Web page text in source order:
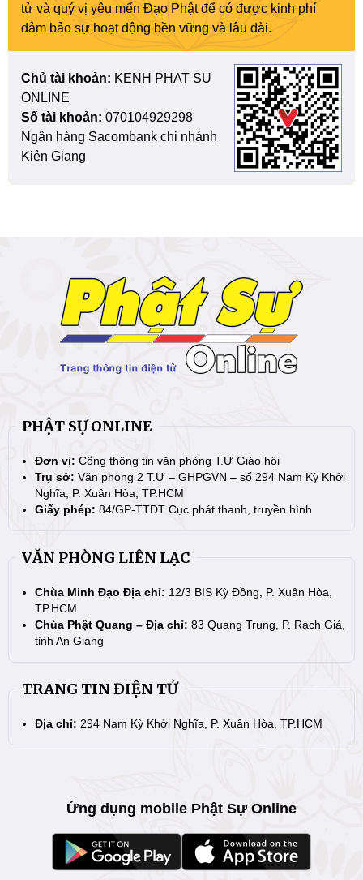
tử và quý vị yêu mến Đạo Phật để có được kinh phí
đảm bảo sự hoạt động bền vững và lâu dài.
Chủ tài khoản: KENH PHAT SU
ONLINE
Số tài khoản: 070104929298
Ngân hàng Sacombank chi nhánh
Kiên Giang
PHẬT SỰ ONLINE
Đơn vị: Cổng thông tin văn phòng T.Ư Giáo hội
Trụ sở: Văn phòng 2 T.Ư – GHPGVN – số 294 Nam Kỳ Khởi
Nghĩa, P. Xuân Hòa, TP.HCM
Giấy phép: 84/GP-TTĐT Cục phát thanh, truyền hình
VĂN PHÒNG LIÊN LẠC
Chùa Minh Đạo Địa chỉ: 12/3 BIS Kỳ Đồng, P. Xuân Hòa,
TP.HCM
Chùa Phật Quang – Địa chỉ: 83 Quang Trung, P. Rạch Giá,
tỉnh An Giang
TRANG TIN ĐIỆN TỬ
Địa chỉ: 294 Nam Kỳ Khởi Nghĩa, P. Xuân Hòa, TP.HCM
Ứng dụng mobile Phật Sự Online